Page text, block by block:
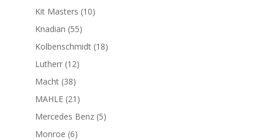
Kit Masters 1010
Knadian 5555
productos
Kolbenschmidt 1818
Lutherr 1212
Macht 3838
productos
MAHLE 21 21
productos
Mercedes Benz 55
Monroe 66